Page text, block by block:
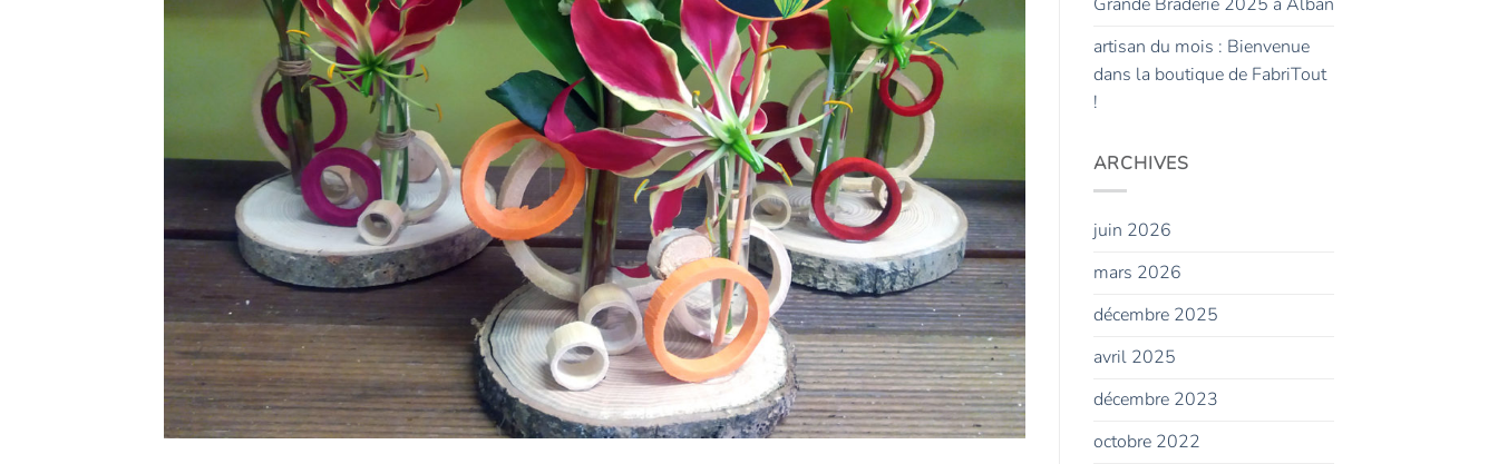
artisan du mois : Bienvenue
dans la boutique de FabriTout
!
ARCHIVES
juin 2026
mars 2026
décembre 2025
avril 2025
décembre 2023
octobre 2022